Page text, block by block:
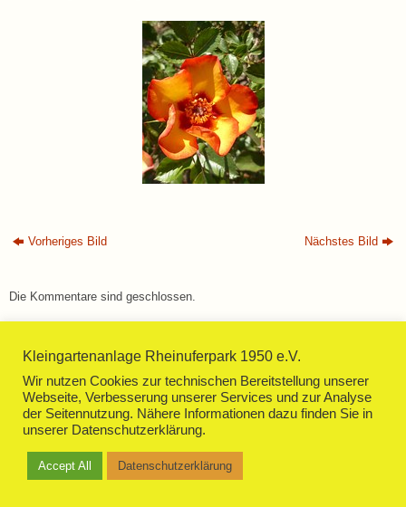
Vorheriges Bild Nächstes Bild
Die Kommentare sind geschlossen.
Impressum
Kleingartenanlage Rheinuferpark 1950 e.V.
Wir nutzen Cookies zur technischen Bereitstellung unserer
Webseite, Verbesserung unserer Services und zur Analyse
der Seitennutzung. Nähere Informationen dazu finden Sie in
unserer Datenschutzerklärung.
Accept All Datenschutzerklärung